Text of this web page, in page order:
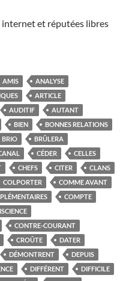
internet et réputées libres
AMIS
ANALYSE
ARTICLE
AUDITIF
AUTANT
BIEN
BONNES RELATIONS
BRIO
BRÛLERA
CÉDER
CELLES
CHEFS CITER
CLANS
COLPORTER
COMME AVANT
COMPTE
CONTRE-COURANT
CROÛTE
DATER
DÉMONTRENT
DEPUIS
DIFFÉRENT
DIFFICILE